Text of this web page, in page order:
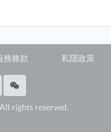
務條款 私隱政策
rights reserved.